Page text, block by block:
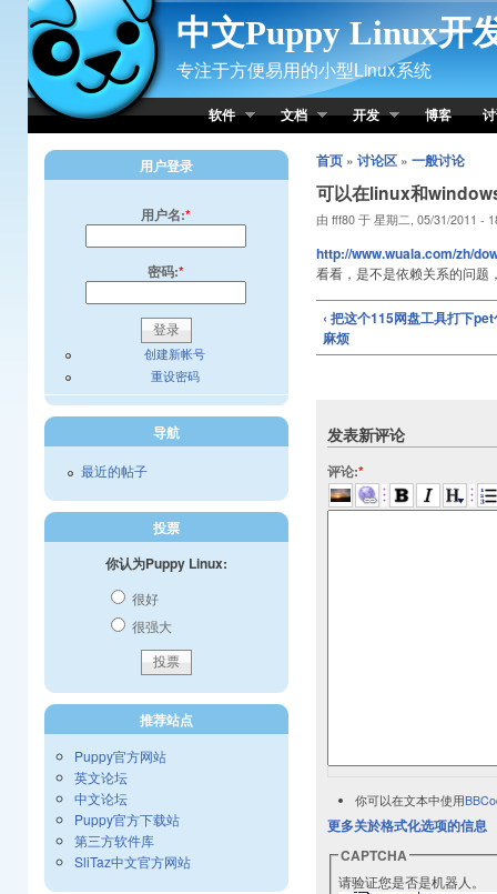
Skip to Content
中文Puppy Linux开
专注于方便易用的小型Linux系统
软件 文档 开发 博客
首页» 讨论区» 一般讨论
可以在linux和
由 fff80 于 星期二, 05/31/2011 -
http://www.wuala.com/zh/
看看，是不是依赖关系的问题
‹ 把这个115网盘工具打下
麻烦
发表新评论
评论:*
你可以在文本中使用
更多关於格式化选项的信息
CAPTCHA
请验证您是否是机器人。
用户登录
用户名:*
密码:*
创建新帐号
重设密码
导航
最近的帖子
投票
你认为Puppy Linux:
很好
很强大
推荐站点
Puppy官方网站
英文论坛
中文论坛
Puppy官方下载站
第三方软件库
SliTaz中文官方网站